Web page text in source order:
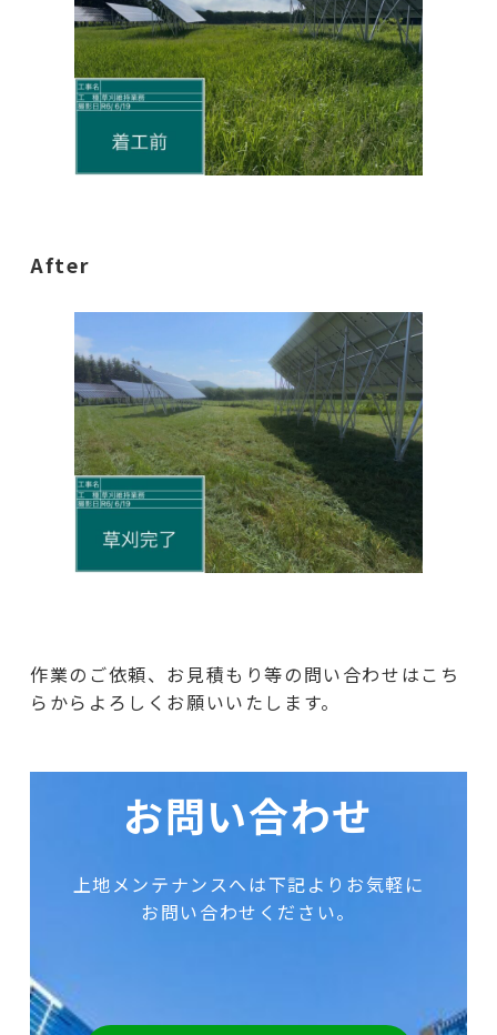
After
作業のご依頼、お見積もり等の問い合わせはこち
らからよろしくお願いいたします。
お問い合わせ
上地メンテナンスへは下記よりお気軽に
お問い合わせください。